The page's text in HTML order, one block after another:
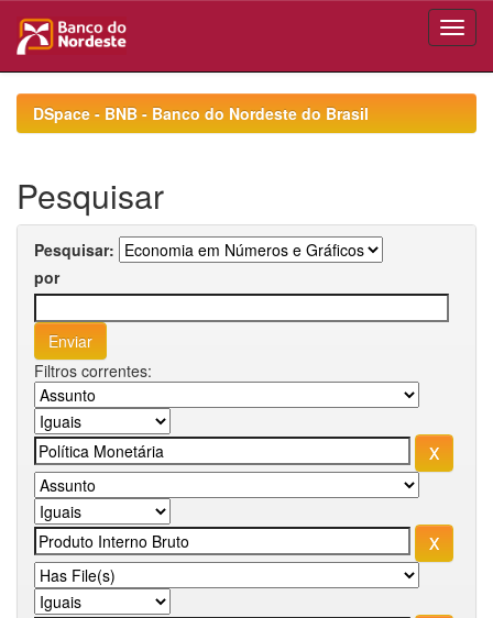
navigationDSpace - BNB - Banco do Nordeste do Brasil
Pesquisar
Pesquisar:
por
Filtros correntes: